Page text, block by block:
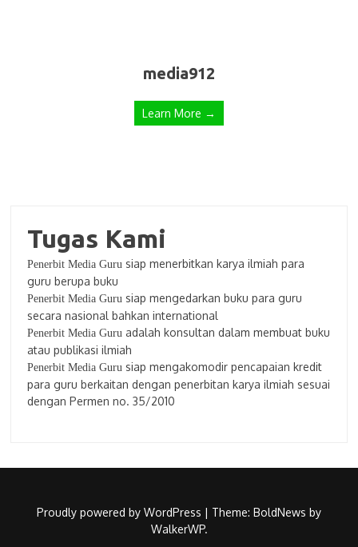
media912
Learn More →
Tugas Kami
Penerbit Media Guru siap menerbitkan karya ilmiah para
guru berupa buku
Penerbit Media Guru siap mengedarkan buku para guru
secara nasional bahkan international
Penerbit Media Guru adalah konsultan dalam membuat buku
atau publikasi ilmiah
Penerbit Media Guru siap mengakomodir pencapaian kredit
para guru berkaitan dengan penerbitan karya ilmiah sesuai
dengan Permen no. 35/2010
Proudly powered by WordPress | Theme: BoldNews by
WalkerWP.